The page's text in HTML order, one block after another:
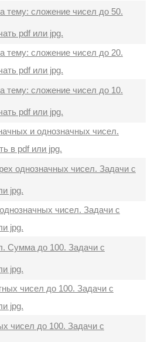
тему: сложение чисел до 50.
pdf или jpg.
тему: сложение чисел до 20.
pdf или jpg.
тему: сложение чисел до 10.
pdf или jpg.
и однозначных чисел.
в pdf или jpg.
однозначных чисел. Задачи с
jpg.
чисел. Задачи с
jpg.
Сумма до 100. Задачи с
jpg.
чисел до 100. Задачи с
jpg.
чисел до 100. Задачи с